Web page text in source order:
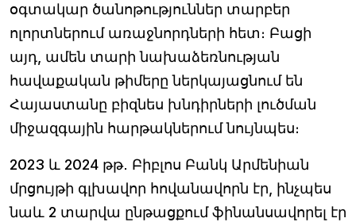
օգտակար ծանոթություններ տարբեր
ոլորտներում առաջնորդների հետ։ Բացի
այդ, ամեն տարի նախաձեռնության
հավաքական թիմերը ներկայացնում են
Հայաստանը բիզնես խնդիրների լուծման
միջազգային հարթակներում նույնպես։
2023 և 2024 թթ․ Բիբլոս Բանկ Արմենիան
մրցույթի գլխավոր հովանավորն էր, ինչպես
նաև 2 տարվա ընթացքում ֆինանսավորել էր